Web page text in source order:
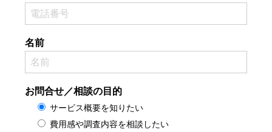
名前
お問合せ／相談の目的
サービス概要を知りたい
費用感や調査内容を相談したい